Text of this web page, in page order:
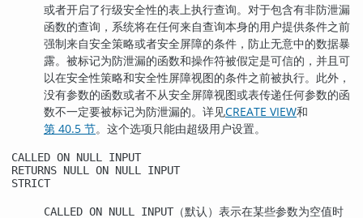
或者开启了行级安全性的表上执行查询。对于包含有非防泄漏
函数的查询，系统将在任何来自查询本身的用户提供条件之前
强制来自安全策略或者安全屏障的条件，防止无意中的数据暴
露。被标记为防泄漏的函数和操作符被假定是可信的，并且可
以在安全性策略和安全性屏障视图的条件之前被执行。此外，
没有参数的函数或者不从安全屏障视图或表传递任何参数的函
数不一定要被标记为防泄漏的。详见CREATE VIEW和
第 40.5 节。这个选项只能由超级用户设置。
CALLED ON NULL INPUT
RETURNS NULL ON NULL INPUT
STRICT
CALLED ON NULL INPUT （默认）表示在某些参数为空值时